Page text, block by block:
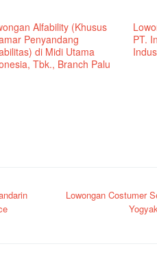
Alfability (Khusus
Penyandang
di Midi Utama
Tbk., Branch Palu
PT.
Lowongan Costumer